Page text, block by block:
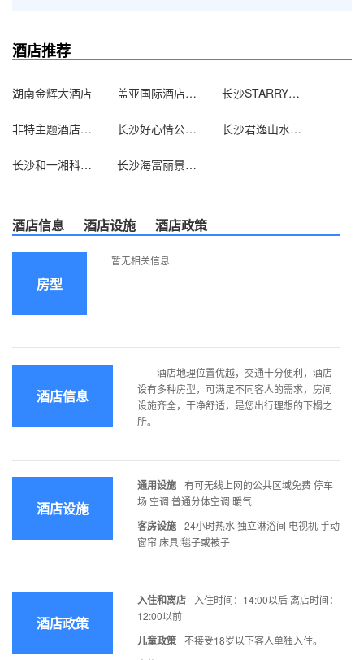
酒店推荐
湖南金辉大酒店 盖亚国际酒店（长沙东塘店） 长沙STARRY星栈（芙蓉广场地铁口店）
非特主题酒店（长沙广场花园店） 长沙好心情公寓酒店 长沙君逸山水大酒店
长沙和一湘科大酒店 长沙海富丽景酒店
酒店信息 酒店设施 酒店政策
房型
暂无相关信息
酒店信息
酒店地理位置优越，交通十分便利，酒店
设有多种房型，可满足不同客人的需求，房间
设施齐全，干净舒适，是您出行理想的下榻之
所。
酒店设施
通用设施 有可无线上网的公共区域免费 停车
场 空调 普通分体空调 暖气
客房设施 24小时热水 独立淋浴间 电视机 手动
窗帘 床具:毯子或被子
酒店政策
入住和离店
入住时间：14:00以后 离店时间：
12:00以前
儿童政策 不接受18岁以下客人单独入住。